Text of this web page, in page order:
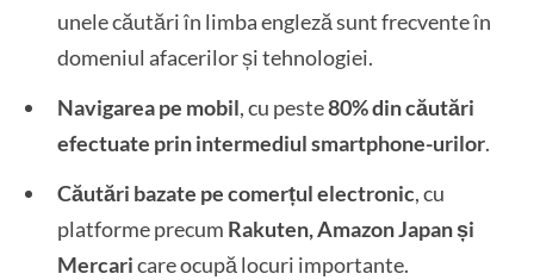
unele căutări în limba engleză sunt frecvente în
domeniul afacerilor și tehnologiei.
Navigarea pe mobil, cu peste80% din căutări
efectuate prin intermediul smartphone-urilor.
Căutări bazate pe comerțul electronic, cu
platforme precum Rakuten, Amazon Japan și
Mercaricare ocupă locuri importante.